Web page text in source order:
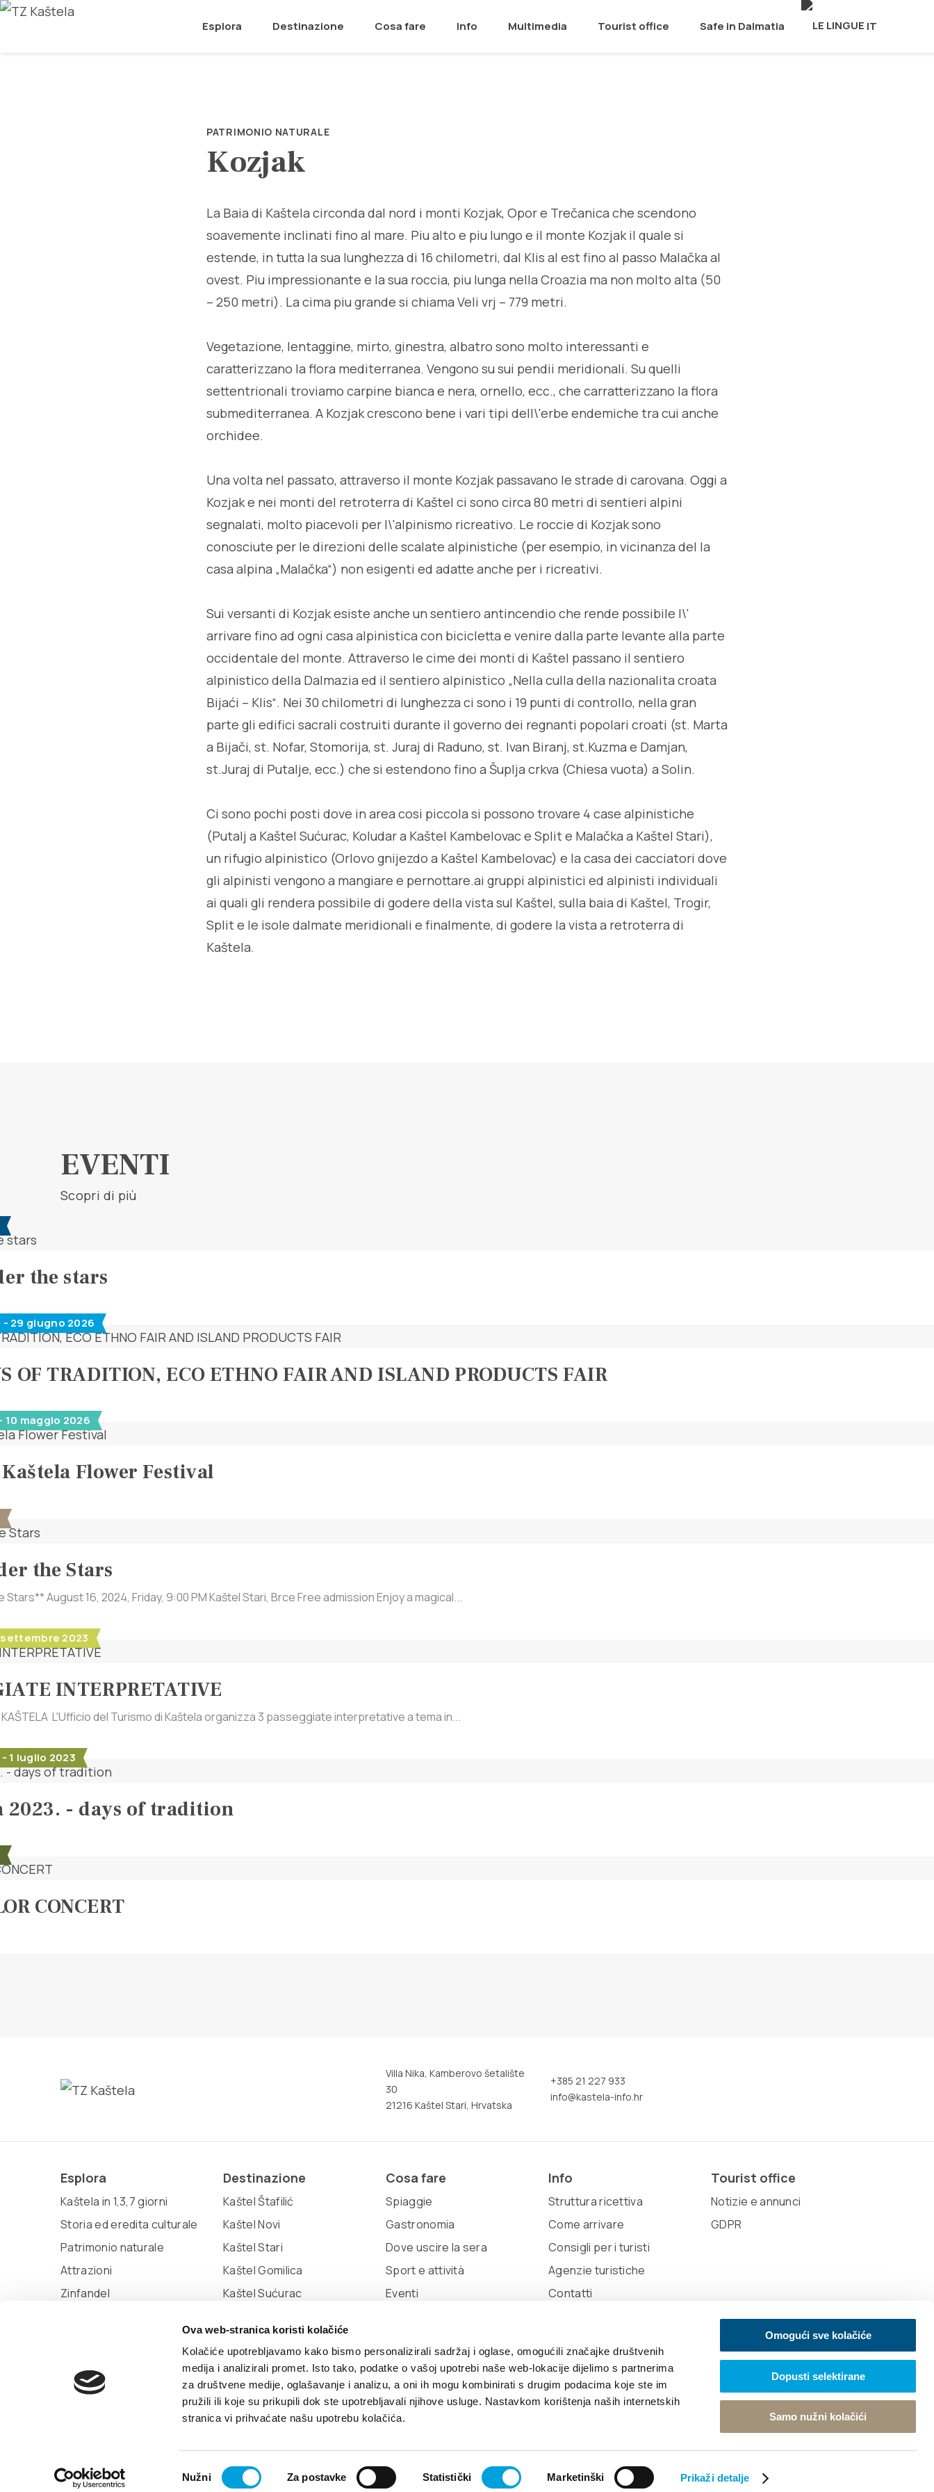
Ova web-stranica koristi kolačiće
Kolačiće upotrebljavamo kako bismo personalizirali sadržaj i oglase, omogućili značajke društvenih
medija i analizirali promet. Isto tako, podatke o vašoj upotrebi naše web-lokacije dijelimo s partnerima
za društvene medije, oglašavanje i analizu, a oni ih mogu kombinirati s drugim podacima koje ste im
pružili ili koje su prikupili dok ste upotrebljavali njihove usluge. Nastavkom korištenja naših internetskih
stranica vi prihvaćate našu upotrebu kolačića.
pristanka
Nužni Za postavke Statistički Marketinški Prikaži detalje
Omogući sve kolačiće
Dopusti selektirane
Samo nužni kolačići
Esplora Destinazione Cosa fare Info Multimedia Tourist office Safe in Dalmatia IT
PATRIMONIO NATURALE
Kozjak
La Baia di Kaštela circonda dal nord i monti Kozjak, Opor e Trečanica che scendono
soavemente inclinati fino al mare. Piu alto e piu lungo e il monte Kozjak il quale si
estende, in tutta la sua lunghezza di 16 chilometri, dal Klis al est fino al passo Malačka al
ovest. Piu impressionante e la sua roccia, piu lunga nella Croazia ma non molto alta (50
– 250 metri). La cima piu grande si chiama Veli vrj – 779 metri.
Vegetazione, lentaggine, mirto, ginestra, albatro sono molto interessanti e
caratterizzano la flora mediterranea. Vengono su sui pendii meridionali. Su quelli
settentrionali troviamo carpine bianca e nera, ornello, ecc., che carratterizzano la flora
submediterranea. A Kozjak crescono bene i vari tipi dell\'erbe endemiche tra cui anche
orchidee.
Una volta nel passato, attraverso il monte Kozjak passavano le strade di carovana. Oggi a
Kozjak e nei monti del retroterra di Kaštel ci sono circa 80 metri di sentieri alpini
segnalati, molto piacevoli per l\'alpinismo ricreativo. Le roccie di Kozjak sono
conosciute per le direzioni delle scalate alpinistiche (per esempio, in vicinanza del la
casa alpina „Malačka“) non esigenti ed adatte anche per i ricreativi.
Sui versanti di Kozjak esiste anche un sentiero antincendio che rende possibile l\'
arrivare fino ad ogni casa alpinistica con bicicletta e venire dalla parte levante alla parte
occidentale del monte. Attraverso le cime dei monti di Kaštel passano il sentiero
alpinistico della Dalmazia ed il sentiero alpinistico „Nella culla della nazionalita croata
Bijaći – Klis“. Nei 30 chilometri di lunghezza ci sono i 19 punti di controllo, nella gran
parte gli edifici sacrali costruiti durante il governo dei regnanti popolari croati (st. Marta
a Bijači, st. Nofar, Stomorija, st. Juraj di Raduno, st. Ivan Biranj, st.Kuzma e Damjan,
st.Juraj di Putalje, ecc.) che si estendono fino a Šuplja crkva (Chiesa vuota) a Solin.
Ci sono pochi posti dove in area cosi piccola si possono trovare 4 case alpinistiche
(Putalj a Kaštel Sućurac, Koludar a Kaštel Kambelovac e Split e Malačka a Kaštel Stari),
un rifugio alpinistico (Orlovo gnijezdo a Kaštel Kambelovac) e la casa dei cacciatori dove
gli alpinisti vengono a mangiare e pernottare.ai gruppi alpinistici ed alpinisti individuali
ai quali gli rendera possibile di godere della vista sul Kaštel, sulla baia di Kaštel, Trogir,
Split e le isole dalmate meridionali e finalmente, di godere la vista a retroterra di
Kaštela.
EVENTI
Scopri di più
the stars
29 giugno 2026
OF TRADITION, ECO ETHNO FAIR AND ISLAND PRODUCTS FAIR
10 maggio 2026
Flower Festival
the Stars
August 16, 2024, Friday, 9:00 PM Kaštel Stari, Brce Free admission Enjoy a magical...
settembre 2023
INTERPRETATIVE
KAŠTELA L'Ufficio del Turismo di Kaštela organizza 3 passeggiate interpretative a tema in...
1 luglio 2023
2023. - days of tradition
CONCERT
Villa Nika, Kamberovo šetalište
30
21216 Kaštel Stari, Hrvatska
+385 21 227 933
info@kastela-info.hr
Esplora
Kaštela in 1,3,7 giorni
Storia ed eredita culturale
Patrimonio naturale
Attrazioni
Zinfandel
Destinazione
Kaštel Štafilić
Kaštel Novi
Kaštel Stari
Kaštel Gomilica
Kaštel Sućurac
Cosa fare
Spiaggie
Gastronomia
Dove uscire la sera
Sport e attività
Eventi
Info
Struttura ricettiva
Come arrivare
Consigli per i turisti
Agenzie turistiche
Contatti
Tourist office
Notizie e annunci
GDPR
Gestione dei Cookie Developed by:Nove vibracije Design by:Signed Design